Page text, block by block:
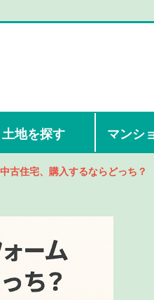
土地を探す マンシ
古住宅、購入するならどっち？